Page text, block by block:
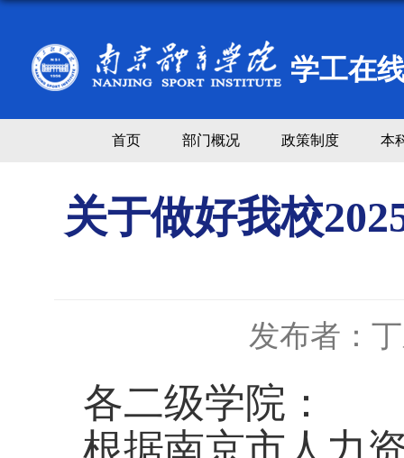
学工在
首页 部门概况 政策制度 本
关于做好我校
发布者：
各二级学院：
根据南京市人力